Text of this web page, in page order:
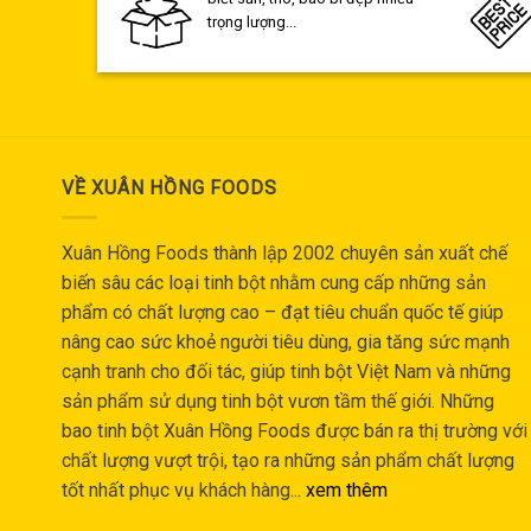
trọng lượng...
VỀ XUÂN HỒNG FOODS
Xuân Hồng Foods thành lập 2002 chuyên sản xuất chế
biến sâu các loại tinh bột nhằm cung cấp những sản
phẩm có chất lượng cao – đạt tiêu chuẩn quốc tế giúp
nâng cao sức khoẻ người tiêu dùng, gia tăng sức mạnh
cạnh tranh cho đối tác, giúp tinh bột Việt Nam và những
sản phẩm sử dụng tinh bột vươn tầm thế giới. Những
bao tinh bột Xuân Hồng Foods được bán ra thị trường với
chất lượng vượt trội, tạo ra những sản phẩm chất lượng
tốt nhất phục vụ khách hàng... xem thêm